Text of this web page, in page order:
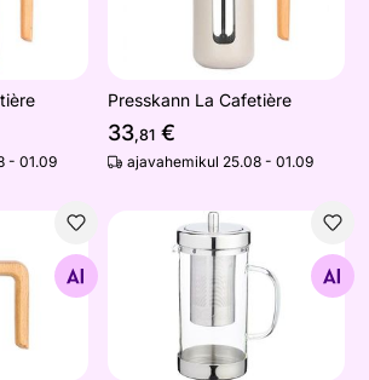
- 01.09
Presskann La Cafetière
33,81 €
ajavahemikul 25.08 - 01.09
350 mlTeekann roostevaba
Otsi sarnaseid